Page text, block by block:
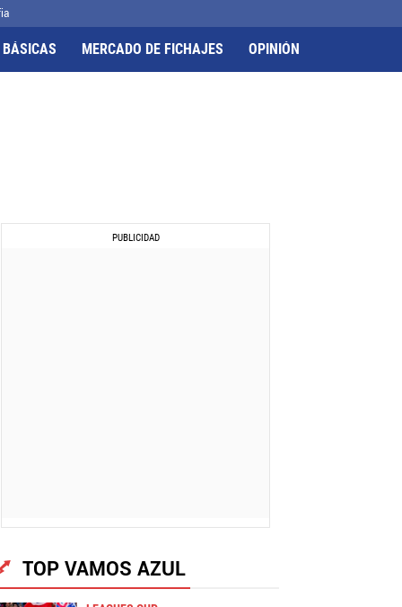
MERCADO DE FICHAJES OPINIÓN
TOP VAMOS AZUL